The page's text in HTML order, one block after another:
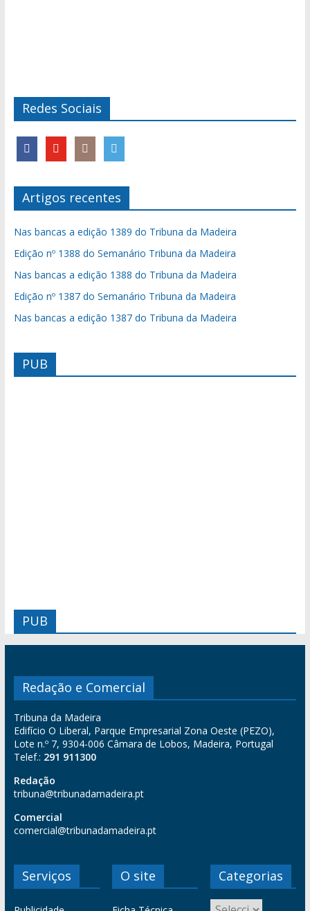
Redes Sociais
Artigos recentes
Nas bancas a edição 1389 do Tribuna da Madeira
Edição nº 1388 do Semanário Tribuna da Madeira
Nas bancas a edição 1388 do Tribuna da Madeira
Edição nº 1387 do Semanário Tribuna da Madeira
Nas bancas a edição 1387 do Tribuna da Madeira
PUB
PUB
Redação e Comercial
Tribuna da Madeira
Edifício O Liberal, Parque Empresarial Zona Oeste (PEZO),
Lote n.º 7, 9304-006 Câmara de Lobos, Madeira, Portugal
Telef.: 291 911300
Redação
tribuna@tribunadamadeira.pt
Comercial
comercial@tribunadamadeira.pt
Serviços O site Categorias